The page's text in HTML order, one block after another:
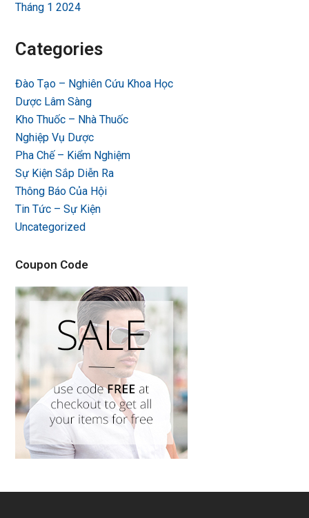
Tháng 1 2024
Categories
Đào Tạo – Nghiên Cứu Khoa Học
Dược Lâm Sàng
Kho Thuốc – Nhà Thuốc
Nghiệp Vụ Dược
Pha Chế – Kiểm Nghiệm
Sự Kiện Sắp Diễn Ra
Thông Báo Của Hội
Tin Tức – Sự Kiện
Uncategorized
Coupon Code